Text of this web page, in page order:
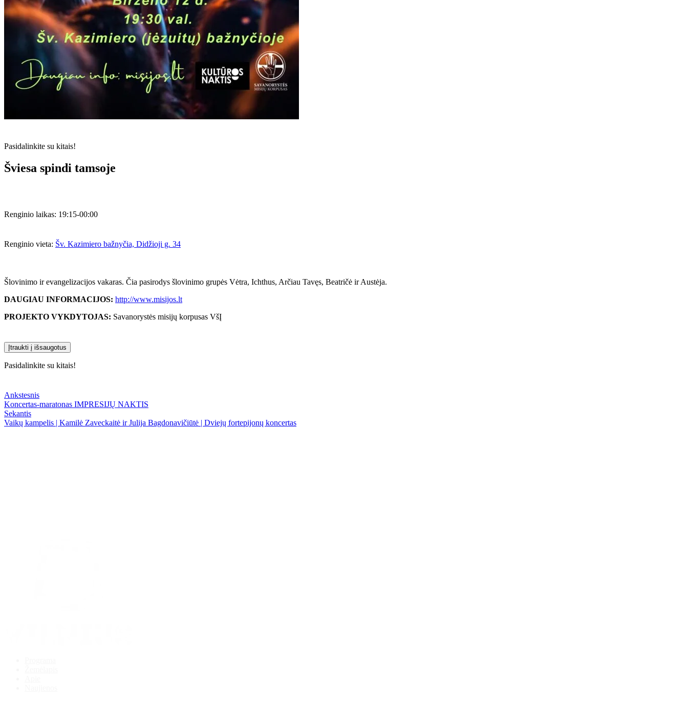
Pasidalinkite su kitais!
Šviesa spindi tamsoje
Renginio laikas: 19:15-00:00
Renginio vieta: Šv. Kazimiero bažnyčia, Didžioji g. 34
Šlovinimo ir evangelizacijos vakaras. Čia pasirodys šlovinimo grupės Vėtra, Ichthus, Arčiau Tavęs, Beatričė ir Austėja.
DAUGIAU INFORMACIJOS: http://www.misijos.lt
PROJEKTO VYKDYTOJAS: Savanorystės misijų korpusas VšĮ
Įtraukti į išsaugotus
Pasidalinkite su kitais!
Ankstesnis
Koncertas-maratonas IMPRESIJŲ NAKTIS
Sekantis
Vaikų kampelis | Kamilė Zaveckaitė ir Julija Bagdonavičiūtė | Dviejų fortepijonų koncertas